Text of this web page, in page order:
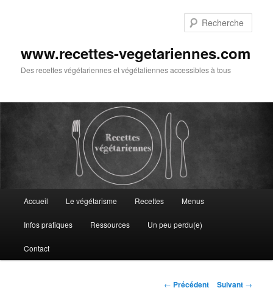
www.recettes-vegetariennes.com
Des recettes végétariennes et végétaliennes accessibles à tous
Accueil Le végétarisme Recettes Menus
Infos pratiques Ressources Un peu perdu(e)
Contact
Navigation
← Précédent Suivant →